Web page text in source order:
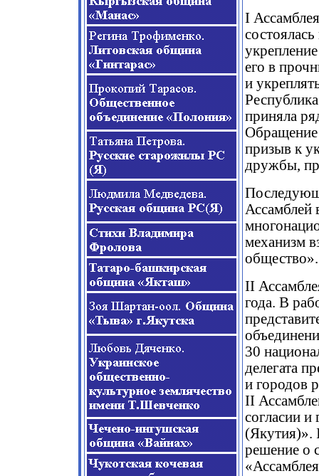
I
его в
и
приняла
Обращение
призыв к
дружбы,
Ассамблей
механизм
общество».
II
года. В
30
делегата
и городов
II
согласии и
(Якутия)».
решение о